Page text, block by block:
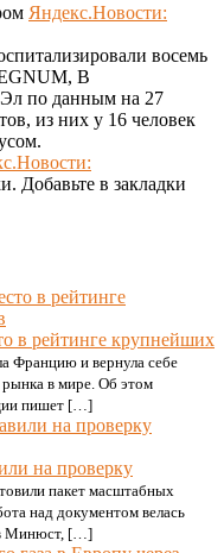
Яндекс.Новости:
восемь
В
по данным на 27
из них у 16 человек
Добавьте в закладки
в рейтинге крупнейших
Францию и вернула себе
рынка в мире. Об этом
пишет […]
на проверку
пакет масштабных
над документом велась
в Минюст, […]